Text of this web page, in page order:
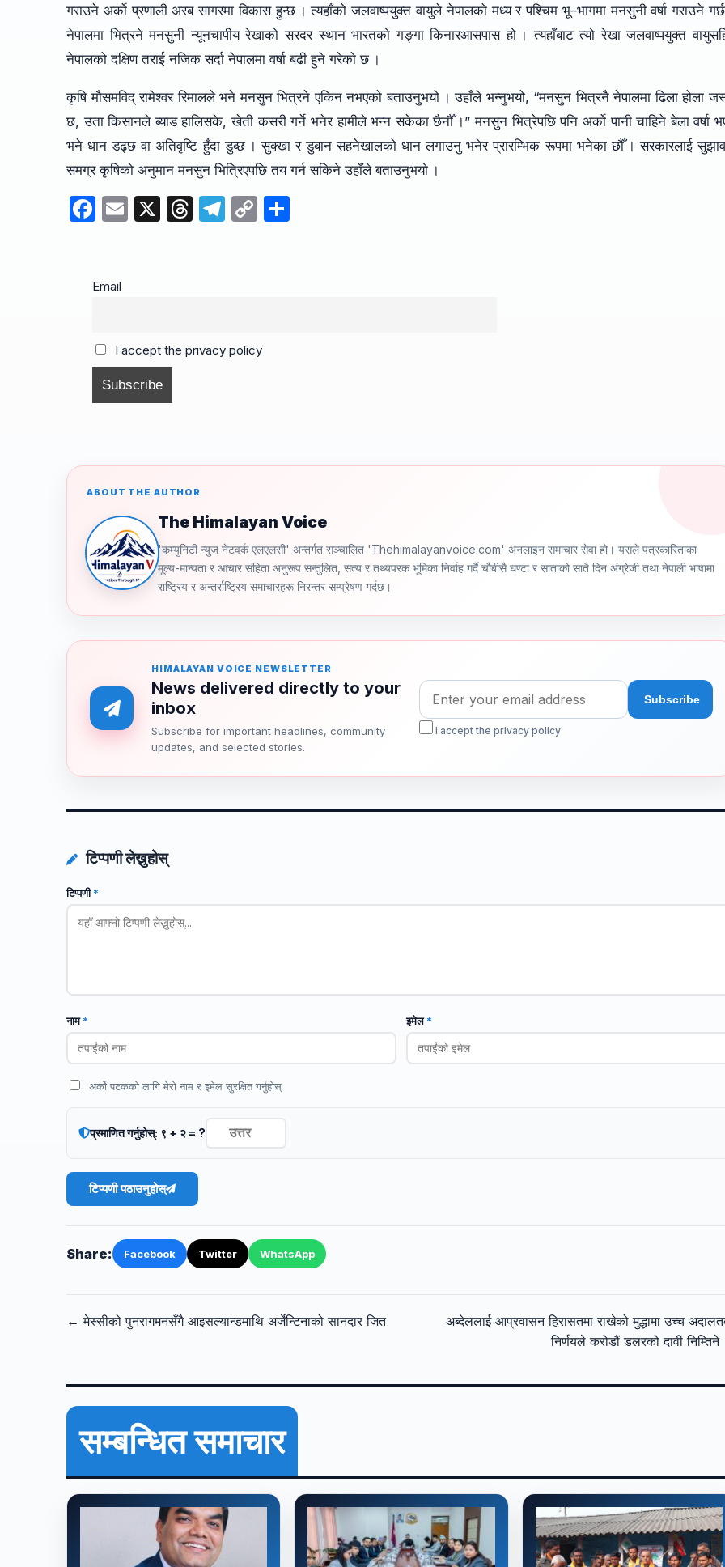
गराउने अर्को प्रणाली अरब सागरमा विकास हुन्छ । त्यहाँको जलवाष्पयुक्त वायुले नेपालको मध्य र पश्चिम भू–भागमा मनसुनी वर्षा गराउने
नेपालमा भित्रने मनसुनी न्यूनचापीय रेखाको सरदर स्थान भारतको गङ्गा किनारआसपास हो । त्यहाँबाट त्यो रेखा जलवाष्पयुक्त
नेपालको दक्षिण तराई नजिक सर्दा नेपालमा वर्षा बढी हुने गरेको छ ।
कृषि मौसमविद् रामेश्वर रिमालले भने मनसुन भित्रने एकिन नभएको बताउनुभयो । उहाँले भन्नुभयो, “मनसुन भित्रनै नेपालमा ढिला होला
छ, उता किसानले ब्याड हालिसके, खेती कसरी गर्ने भनेर हामीले भन्न सकेका छैनौँ ।” मनसुन भित्रेपछि पनि अर्को पानी चाहिने बेला वर्षा
भने धान डढ्छ वा अतिवृष्टि हुँदा डुब्छ । सुक्खा र डुबान सहनेखालको धान लगाउनु भनेर प्रारम्भिक रूपमा भनेका छौँ । सरकारलाई
समग्र कृषिको अनुमान मनसुन भित्रिएपछि तय गर्न सकिने उहाँले बताउनुभयो ।
F
e
o
o
k
E
X
T
s
T
m
C
k
Email
I accept the privacy policy
ABOUT THE AUTHOR
The Himalayan Voice
'कम्युनिटी न्युज नेटवर्क एलएलसी' अन्तर्गत सञ्चालित 'Thehimalayanvoice.com' अनलाइन समाचार सेवा हो। यसले पत्रकारिताका
मूल्य-मान्यता र आचार संहिता अनुरूप सन्तुलित, सत्य र तथ्यपरक भूमिका निर्वाह गर्दै चौबीसै घण्टा र साताको सातै दिन अंग्रेजी तथा नेपाली भाषामा
राष्ट्रिय र अन्तर्राष्ट्रिय समाचारहरू निरन्तर सम्प्रेषण गर्दछ।
HIMALAYAN VOICE NEWSLETTER
News delivered directly to your
inbox
Subscribe for important headlines, community
updates, and selected stories.
I accept the privacy policy
टिप्पणी लेख्नुहोस्
टिप्पणी*
नाम* इमेल*
अर्को पटकको लागि मेरो नाम र इमेल सुरक्षित गर्नुहोस्
प्रमाणित गर्नुहोस्: ९ + २ = ?
टिप्पणी पठाउनुहोस्
Share: Facebook Twitter WhatsApp
← मेस्सीको पुनरागमनसँगै आइसल्यान्डमाथि अर्जेन्टिनाको सानदार जित
अब्देललाई आप्रवासन हिरासतमा राखेको मुद्धामा उच्च
निर्णयले करोडौं डलरको दावी
सम्बन्धित समाचार